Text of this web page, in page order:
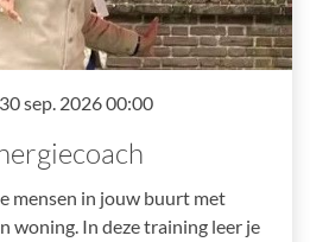
sep. 2026 00:00
mensen in jouw buurt met
woning. In deze training leer je